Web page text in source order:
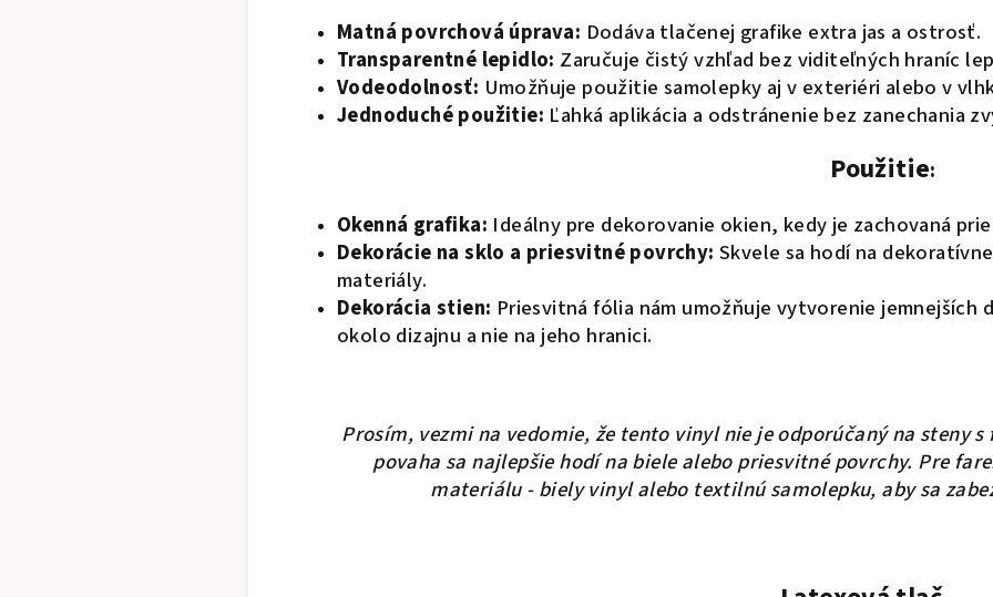
Matná povrchová úprava: Dodáva tlačenej grafike extra jas a ostrosť.
Transparentné lepidlo: Zaručuje čistý vzhľad bez viditeľných hraníc
Vodeodolnosť: Umožňuje použitie samolepky aj v exteriéri alebo v
Jednoduché použitie: Ľahká aplikácia a odstránenie bez zanechania
Použitie:
Okenná grafika: Ideálny pre dekorovanie okien, kedy je zachovaná
Dekorácie na sklo a priesvitné povrchy: Skvele sa hodí na
materiály.
Dekorácia stien: Priesvitná fólia nám umožňuje vytvorenie jemnejších
okolo dizajnu a nie na jeho hranici.
Prosím, vezmi na vedomie, že tento vinyl nie je odporúčaný na steny
povaha sa najlepšie hodí na biele alebo priesvitné povrchy. Pre
materiálu - biely vinyl alebo textilnú samolepku, aby sa